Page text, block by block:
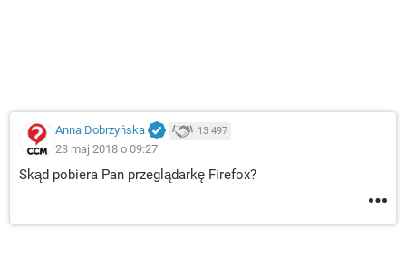
Anna Dobrzyńska 13 497
23 maj 2018 o 09:27
Skąd pobiera Pan przeglądarkę Firefox?